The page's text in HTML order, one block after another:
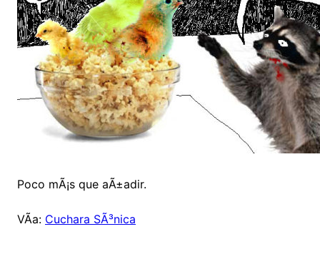
Poco mÃ¡s que aÃ±adir.
VÃ­a: Cuchara SÃ³nica